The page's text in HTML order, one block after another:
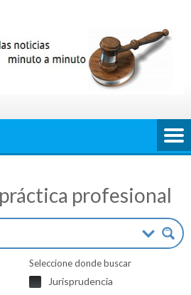
profesional
Seleccione donde buscar
Jurisprudencia